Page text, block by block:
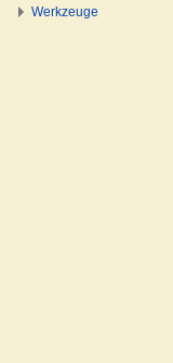
Werkzeuge